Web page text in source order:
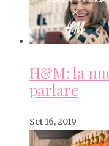
H&M: la
parlare
Set 16, 2019